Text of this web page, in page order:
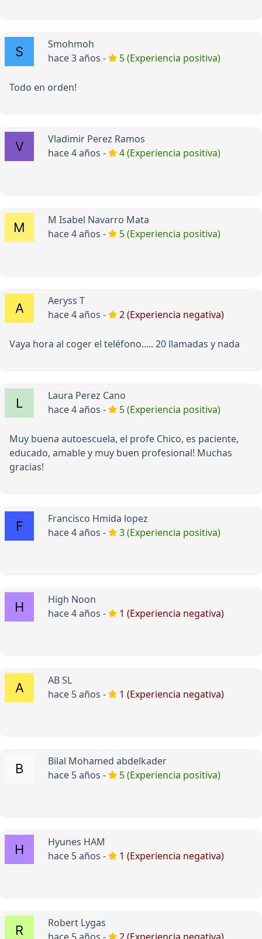
Smohmoh
hace 3 años -
5 (Experiencia positiva)
Todo en orden!
Vladimir Perez Ramos
hace 4 años -
4 (Experiencia positiva)
M Isabel Navarro Mata
hace 4 años -
5 (Experiencia positiva)
Aeryss T
hace 4 años -
2 (Experiencia negativa)
Vaya hora al coger el teléfono..... 20 llamadas y nada
Laura Perez Cano
hace 4 años -
5 (Experiencia positiva)
Muy buena autoescuela, el profe Chico, es paciente,
educado, amable y muy buen profesional! Muchas
gracias!
Francisco Hmida lopez
hace 4 años -
3 (Experiencia positiva)
High Noon
hace 4 años -
1 (Experiencia negativa)
AB SL
hace 5 años -
1 (Experiencia negativa)
Bilal Mohamed abdelkader
hace 5 años -
5 (Experiencia positiva)
Hyunes HAM
hace 5 años -
1 (Experiencia negativa)
Robert Lygas